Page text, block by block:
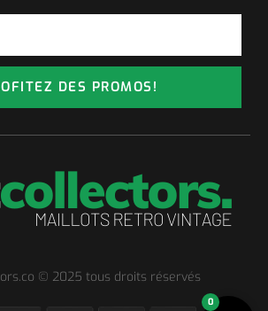
DES PROMOS!
© 2025 tous droits réservés
0